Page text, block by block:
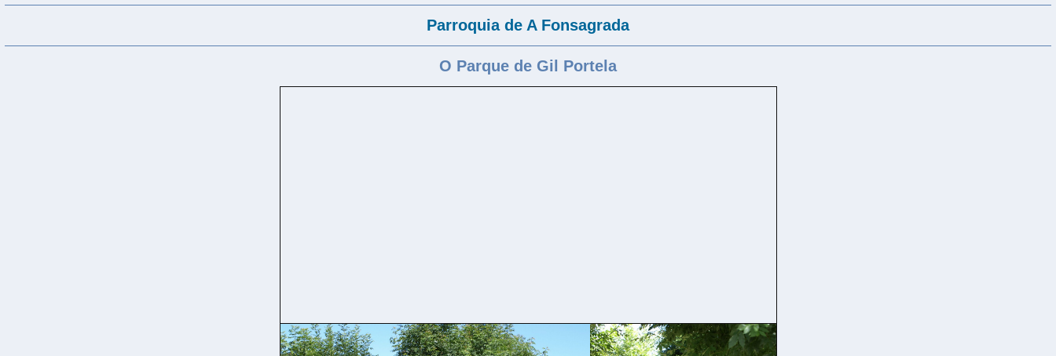
Parroquia de A Fonsagrada
O Parque de Gil Portela